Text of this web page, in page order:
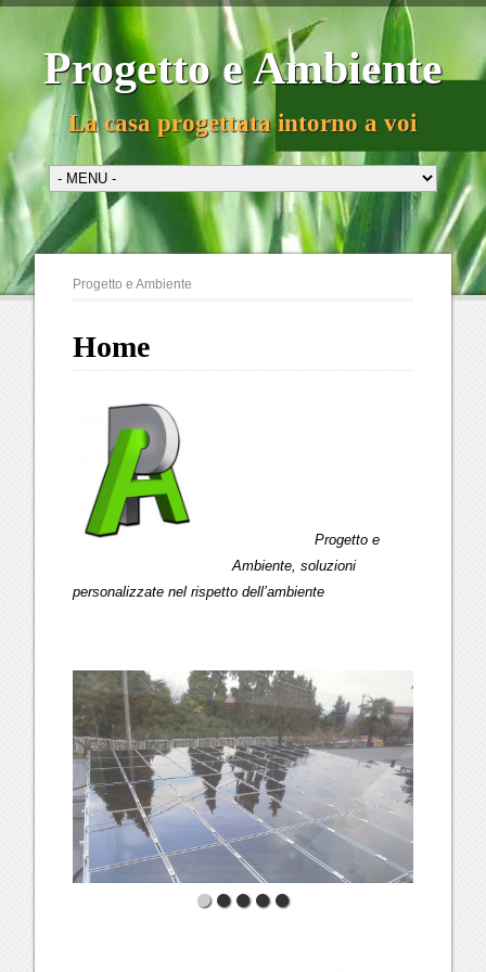
Progetto e Ambiente
La casa progettata intorno a voi
Progetto e Ambiente
Home
Progetto e
Ambiente, soluzioni
personalizzate nel rispetto dell’ambiente